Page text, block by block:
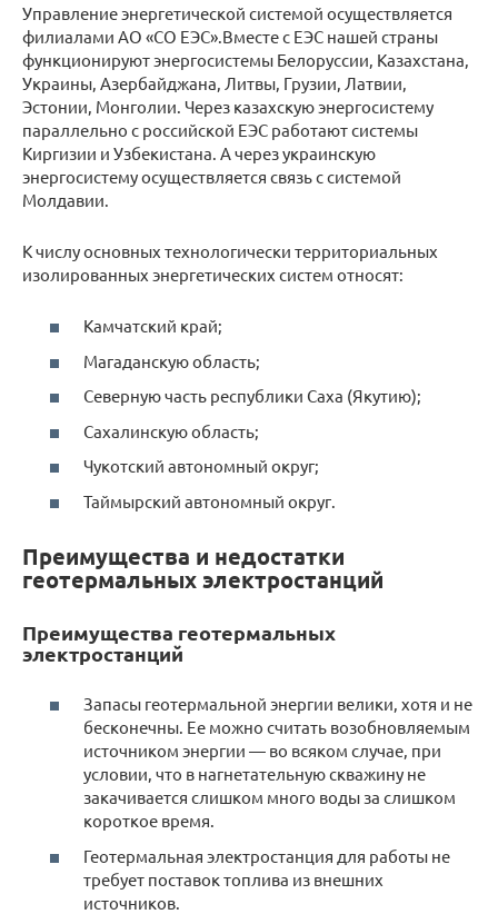
Управление энергетической системой осуществляется
филиалами АО «СО ЕЭС».Вместе с ЕЭС нашей страны
функционируют энергосистемы Белоруссии, Казахстана,
Украины, Азербайджана, Литвы, Грузии, Латвии,
Эстонии, Монголии. Через казахскую энергосистему
параллельно с российской ЕЭС работают системы
Киргизии и Узбекистана. А через украинскую
энергосистему осуществляется связь с системой
Молдавии.
К числу основных технологически территориальных
изолированных энергетических систем относят:
Камчатский край;
Магаданскую область;
Северную часть республики Саха (Якутию);
Сахалинскую область;
Чукотский автономный округ;
Таймырский автономный округ.
Преимущества и недостатки
геотермальных электростанций
Преимущества геотермальных
электростанций
Запасы геотермальной энергии велики, хотя и не
бесконечны. Ее можно считать возобновляемым
источником энергии — во всяком случае, при
условии, что в нагнетательную скважину не
закачивается слишком много воды за слишком
короткое время.
Геотермальная электростанция для работы не
требует поставок топлива из внешних
источников.